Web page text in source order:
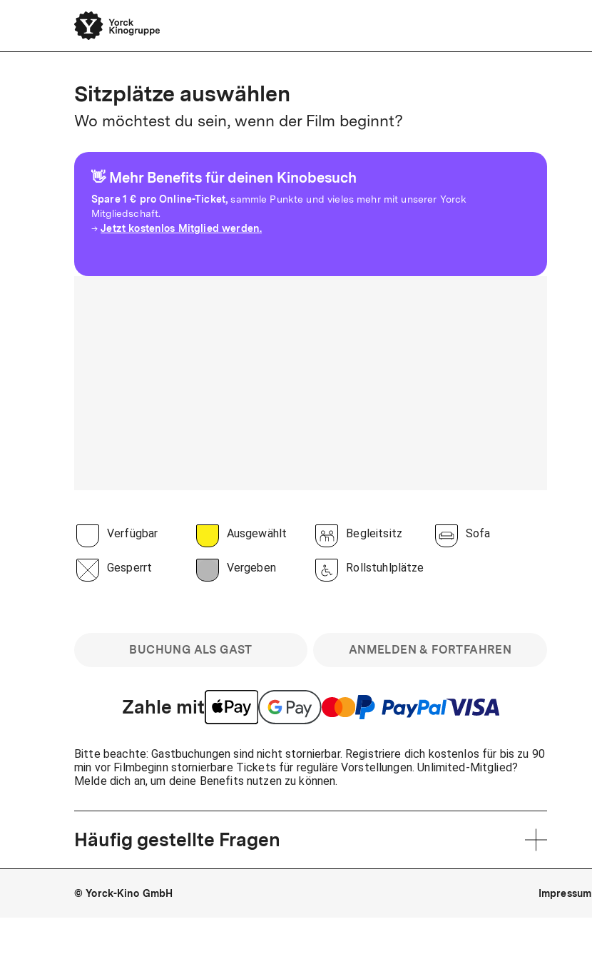
Sitzplätze auswählen
Wo möchtest du sein, wenn der Film beginnt?
👋 Mehr Benefits für deinen Kinobesuch
Spare1 € pro Online-Ticket, sammle Punkte und vieles mehr mit unserer Yorck
Mitgliedschaft.
→Jetzt kostenlos Mitglied werden.
Verfügbar Ausgewählt Begleitsitz Sofa
Gesperrt Vergeben Rollstuhlplätze
BUCHUNG ALS GAST ANMELDEN & FORTFAHREN
Zahle mit
Bitte beachte: Gastbuchungen sind nicht stornierbar. Registriere dich kostenlos für bis zu 90
min vor Filmbeginn stornierbare Tickets für reguläre Vorstellungen. Unlimited-Mitglied?
Melde dich an, um deine Benefits nutzen zu können.
Häufig gestellte Fragen
© Yorck-Kino GmbH Impressum